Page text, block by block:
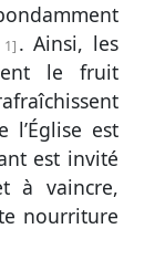
1 . Ainsi, les
le fruit
l’Église est
est invité
à vaincre,
nourriture